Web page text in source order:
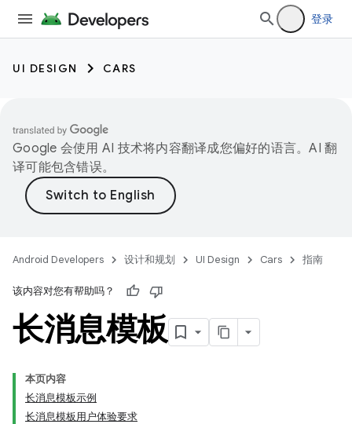
登录
UI DESIGN CARS
Google 会使用 AI 技术将内容翻译成您偏好的语言。AI 翻
译可能包含错误。
Android Developers 设计和规划 UI Design Cars 指南
该内容对您有帮助吗？
长消息模板
本页内容
长消息模板示例
长消息模板用户体验要求